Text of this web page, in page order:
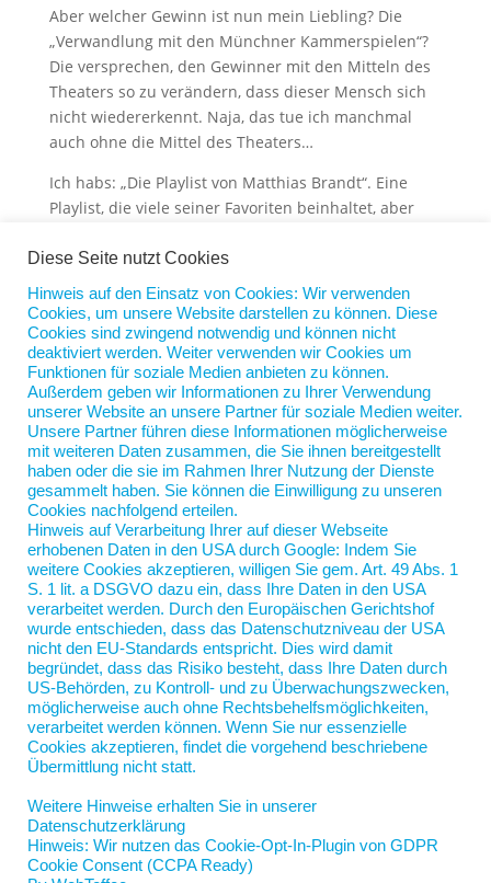
Aber welcher Gewinn ist nun mein Liebling? Die
„Verwandlung mit den Münchner Kammerspielen“?
Die versprechen, den Gewinner mit den Mitteln des
Theaters so zu verändern, dass dieser Mensch sich
nicht wiedererkennt. Naja, das tue ich manchmal
auch ohne die Mittel des Theaters…
Ich habs: „Die Playlist von Matthias Brandt“. Eine
Playlist, die viele seiner Favoriten beinhaltet, aber
Auslobung. Ein kluger Kopf und ein toller
Schauspieler, ja, diese Playlist wäre wirklich ein
Gewinn für mich.
Jetzt muss ich nur noch spenden. Nachdem ich
bereits Glück in der Liebe habe, muss sich zusätzlich
Glück im Spiel einstellen. Das Sprichwort, dass das
eine das andere ausschließt, muss außer Kraft
gesetzt werden. Und dann muss die Glücksfee für
mich nur noch Gewinn Nummer 23 ziehen. Und
nicht…
Nord-Coach Jan Scherping
Jahnstraße 5
19055 Schwerin
jan.scherping@nord-coach.de
Diese Seite nutzt Cookies
Hinweis auf den Einsatz von Cookies: Wir verwenden
Cookies, um unsere Website darstellen zu können. Diese
Cookies sind zwingend notwendig und können nicht
deaktiviert werden. Weiter verwenden wir Cookies um
Funktionen für soziale Medien anbieten zu können.
Außerdem geben wir Informationen zu Ihrer Verwendung
unserer Website an unsere Partner für soziale Medien weiter.
Unsere Partner führen diese Informationen möglicherweise
mit weiteren Daten zusammen, die Sie ihnen bereitgestellt
haben oder die sie im Rahmen Ihrer Nutzung der Dienste
gesammelt haben. Sie können die Einwilligung zu unseren
Cookies nachfolgend erteilen.
Hinweis auf Verarbeitung Ihrer auf dieser Webseite
erhobenen Daten in den USA durch Google: Indem Sie
weitere Cookies akzeptieren, willigen Sie gem. Art. 49 Abs. 1
S. 1 lit. a DSGVO dazu ein, dass Ihre Daten in den USA
verarbeitet werden. Durch den Europäischen Gerichtshof
wurde entschieden, dass das Datenschutzniveau der USA
nicht den EU-Standards entspricht. Dies wird damit
begründet, dass das Risiko besteht, dass Ihre Daten durch
US-Behörden, zu Kontroll- und zu Überwachungszwecken,
möglicherweise auch ohne Rechtsbehelfsmöglichkeiten,
verarbeitet werden können. Wenn Sie nur essenzielle
Cookies akzeptieren, findet die vorgehend beschriebene
Übermittlung nicht statt.
Weitere Hinweise erhalten Sie in unserer
Datenschutzerklärung
Hinweis: Wir nutzen das Cookie-Opt-In-Plugin von GDPR
Cookie Consent (CCPA Ready)